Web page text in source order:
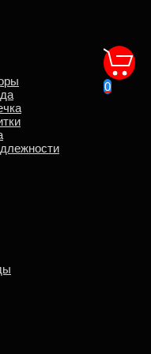
0
проводить
когда волей неволей
дату принято